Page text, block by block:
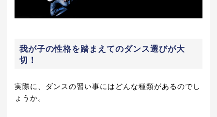
我が子の性格を踏まえてのダンス選びが大
切！
実際に、ダンスの習い事にはどんな種類があるのでし
ょうか。